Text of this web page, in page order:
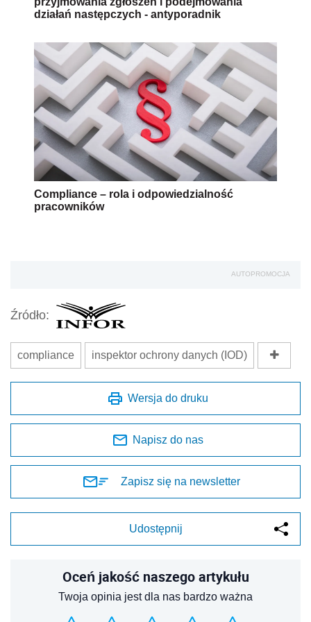
działań następczych - antyporadnik
Compliance – rola i odpowiedzialność
pracowników
AUTOPROMOCJA
Źródło:
compliance inspektor ochrony danych (IOD)
Wersja do druku
Napisz do nas
Zapisz się na newsletter
Udostępnij
Oceń jakość naszego artykułu
Twoja opinia jest dla nas bardzo ważna